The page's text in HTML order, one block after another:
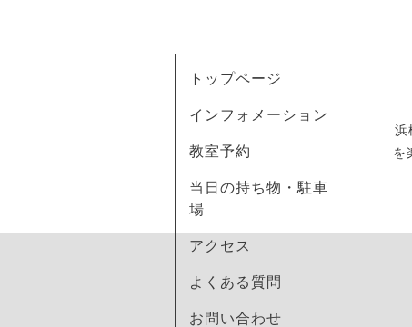
浜
を
トップページ
インフォメーション
教室予約
当日の持ち物・駐車
場
アクセス
よくある質問
お問い合わせ